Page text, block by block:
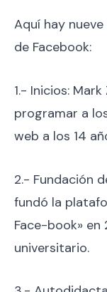
Aquí hay
de Facebook:
1.- Inicios:
programar a
web a los 14
2.- Fundación
fundó la
Face-book»
universitario.